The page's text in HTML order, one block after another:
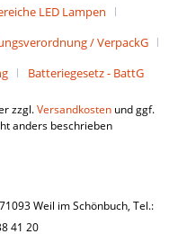
LED Lampen
/ VerpackG
Batteriegesetz - BattG
zzgl.Versandkosten und ggf.
anders beschrieben
Weil im Schönbuch, Tel.:
41 20